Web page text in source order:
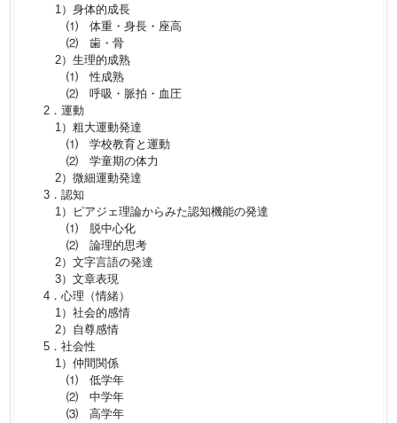
1）身体的成長
⑴ 体重・身長・座高
⑵ 歯・骨
2）生理的成熟
⑴ 性成熟
⑵ 呼吸・脈拍・血圧
2．運動
1）粗大運動発達
⑴ 学校教育と運動
⑵ 学童期の体力
2）微細運動発達
3．認知
1）ピアジェ理論からみた認知機能の発達
⑴ 脱中心化
⑵ 論理的思考
2）文字言語の発達
3）文章表現
4．心理（情緒）
1）社会的感情
2）自尊感情
5．社会性
1）仲間関係
⑴ 低学年
⑵ 中学年
⑶ 高学年